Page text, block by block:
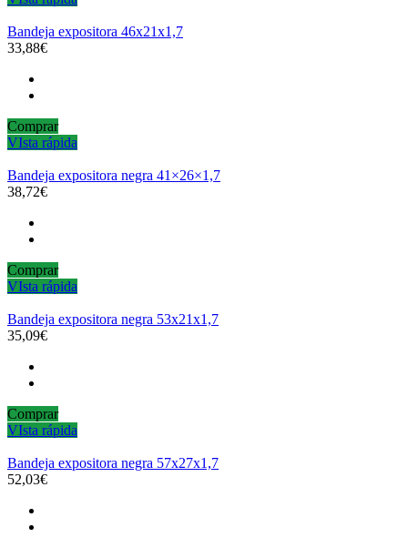
Bandeja expositora 46x21x1,7
33,88€
Comprar
VIsta rápida
Bandeja expositora negra 41×26×1,7
38,72€
Comprar
VIsta rápida
Bandeja expositora negra 53x21x1,7
35,09€
Comprar
VIsta rápida
Bandeja expositora negra 57x27x1,7
52,03€